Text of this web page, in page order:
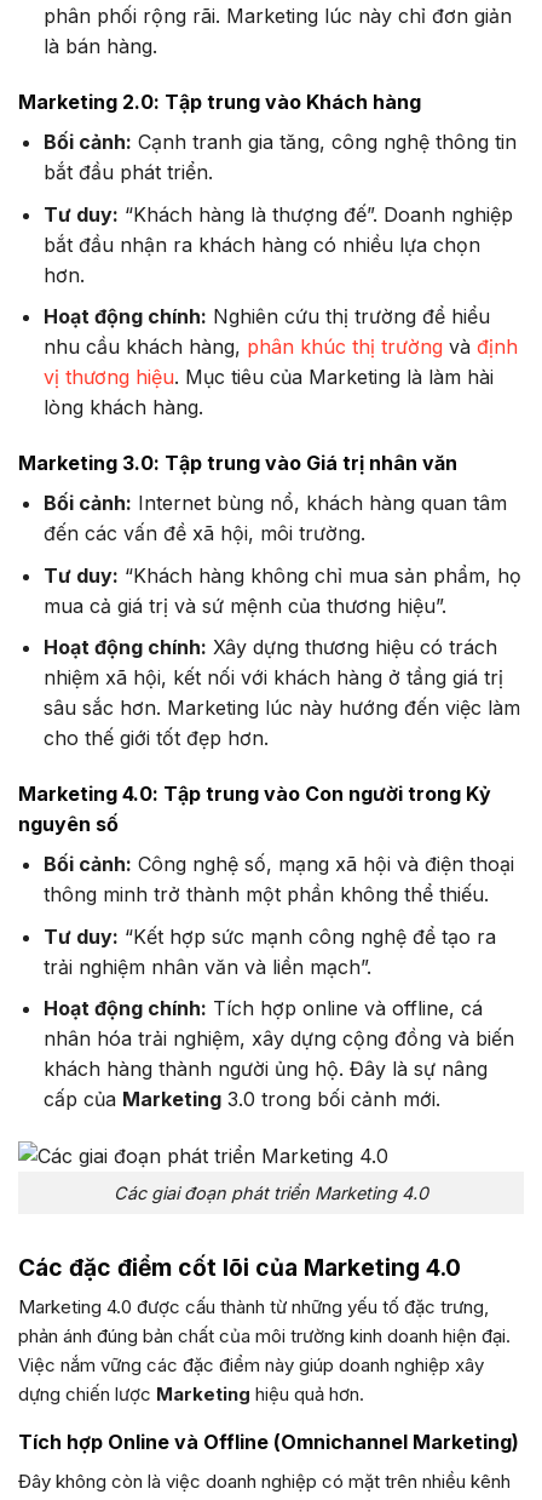
phân phối rộng rãi. Marketing lúc này chỉ đơn giản
là bán hàng.
Marketing 2.0: Tập trung vào Khách hàng
Bối cảnh: Cạnh tranh gia tăng, công nghệ thông tin
bắt đầu phát triển.
Tư duy: “Khách hàng là thượng đế”. Doanh nghiệp
bắt đầu nhận ra khách hàng có nhiều lựa chọn
hơn.
Hoạt động chính: Nghiên cứu thị trường để hiểu
nhu cầu khách hàng, phân khúc thị trườngvà định
vị thương hiệu. Mục tiêu của Marketing là làm hài
lòng khách hàng.
Marketing 3.0: Tập trung vào Giá trị nhân văn
Bối cảnh: Internet bùng nổ, khách hàng quan tâm
đến các vấn đề xã hội, môi trường.
Tư duy: “Khách hàng không chỉ mua sản phẩm, họ
mua cả giá trị và sứ mệnh của thương hiệu”.
Hoạt động chính: Xây dựng thương hiệu có trách
nhiệm xã hội, kết nối với khách hàng ở tầng giá trị
sâu sắc hơn. Marketing lúc này hướng đến việc làm
cho thế giới tốt đẹp hơn.
Marketing 4.0: Tập trung vào Con người trong Kỷ
nguyên số
Bối cảnh: Công nghệ số, mạng xã hội và điện thoại
thông minh trở thành một phần không thể thiếu.
Tư duy: “Kết hợp sức mạnh công nghệ để tạo ra
trải nghiệm nhân văn và liền mạch”.
Hoạt động chính: Tích hợp online và offline, cá
nhân hóa trải nghiệm, xây dựng cộng đồng và biến
khách hàng thành người ủng hộ. Đây là sự nâng
cấp của Marketing3.0 trong bối cảnh mới.
Các giai đoạn phát triển Marketing 4.0
Các đặc điểm cốt lõi của Marketing 4.0
Marketing 4.0 được cấu thành từ những yếu tố đặc trưng,
phản ánh đúng bản chất của môi trường kinh doanh hiện đại.
Việc nắm vững các đặc điểm này giúp doanh nghiệp xây
dựng chiến lược Marketing hiệu quả hơn.
Tích hợp Online và Offline (Omnichannel Marketing)
Đây không còn là việc doanh nghiệp có mặt trên nhiều kênh